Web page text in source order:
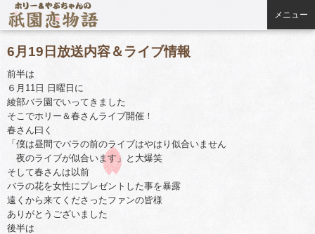
メニュー
6月19日放送内容＆ライブ情報
前半は
６月11日 日曜日に
綾部バラ園でいってきました
そこでホリー＆春さんライブ開催！
春さん曰く
「僕は昼間でバラの前のライブはやはり似合いません
夜のライブが似合います」と大爆笑
そして春さんは以前
バラの花を女性にプレゼントした事を暴露
遠くから来てくださったファンの皆様
ありがとうございました
後半は